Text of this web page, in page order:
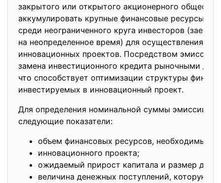
закрытого или открытого акционерного
аккумулировать крупные финансовые ресурсы
среди неограниченного круга инвесторов (заем
на неопределенное время) для осуществления
инновационных проектов. Посредством эмиссии
замена инвестиционного кредита рыночными
что способствует оптимизации структуры
инвестируемых в инновационный проект.
Для определения номинальной суммы эмиссии
следующие показатели:
объем финансовых ресурсов, необходимых
инновационного проекта;
ожидаемый прирост капитала и размер
величина денежных поступлений, которую